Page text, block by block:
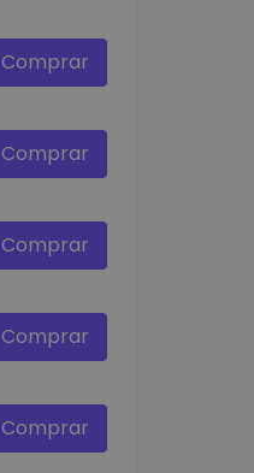
Comprar
Comprar
Comprar
Comprar
Comprar